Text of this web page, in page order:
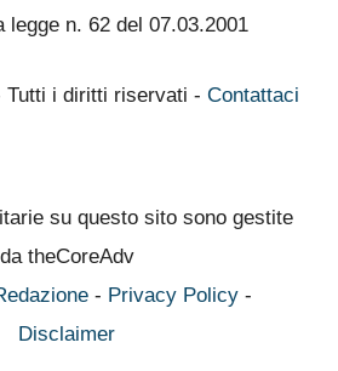
legge n. 62 del 07.03.2001
i diritti riservati - Contattaci
su questo sito sono gestite
da theCoreAdv
- Privacy Policy-
Disclaimer